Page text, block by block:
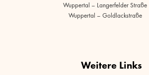
Wuppertal – Langerfelder Straße
Wuppertal – Goldlackstraße
Weitere Links